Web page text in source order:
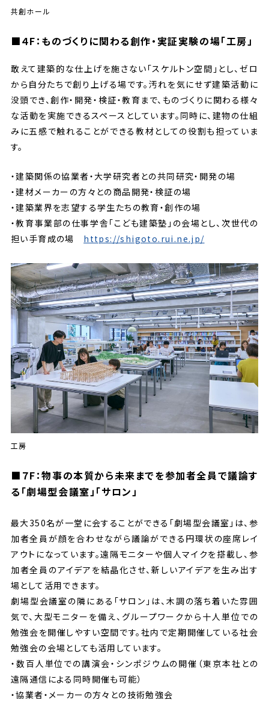
共創ホール
■４F：ものづくりに関わる創作・実証実験の場「工房」
敢えて建築的な仕上げを施さない「スケルトン空間」とし、ゼロ
から自分たちで創り上げる場です。汚れを気にせず建築活動に
没頭でき、創作・開発・検証・教育まで、ものづくりに関わる様々
な活動を実施できるスペースとしています。同時に、建物の仕組
みに五感で触れることができる教材としての役割も担っていま
す。
・建築関係の協業者・大学研究者との共同研究・開発の場
・建材メーカーの方々との商品開発・検証の場
・建築業界を志望する学生たちの教育・創作の場
・教育事業部の仕事学舎「こども建築塾」の会場とし、次世代の
担い手育成の場 https://shigoto.rui.ne.jp/
工房
■ ７F：物事の本質から未来までを参加者全員で議論す
る「劇場型会議室」「サロン」
最大350名が一堂に会することができる「劇場型会議室」は、参
加者全員が顔を合わせながら議論ができる円環状の座席レイ
アウトになっています。遠隔モニターや個人マイクを搭載し、参
加者全員のアイデアを結晶化させ、新しいアイデアを生み出す
場として活用できます。
劇場型会議室の隣にある「サロン」は、木調の落ち着いた雰囲
気で、大型モニターを備え、グループワークから十人単位での
勉強会を開催しやすい空間です。社内で定期開催している社会
勉強会の会場としても活用しています。
・数百人単位での講演会・シンポジウムの開催（東京本社との
遠隔通信による同時開催も可能）
・協業者・メーカーの方々との技術勉強会